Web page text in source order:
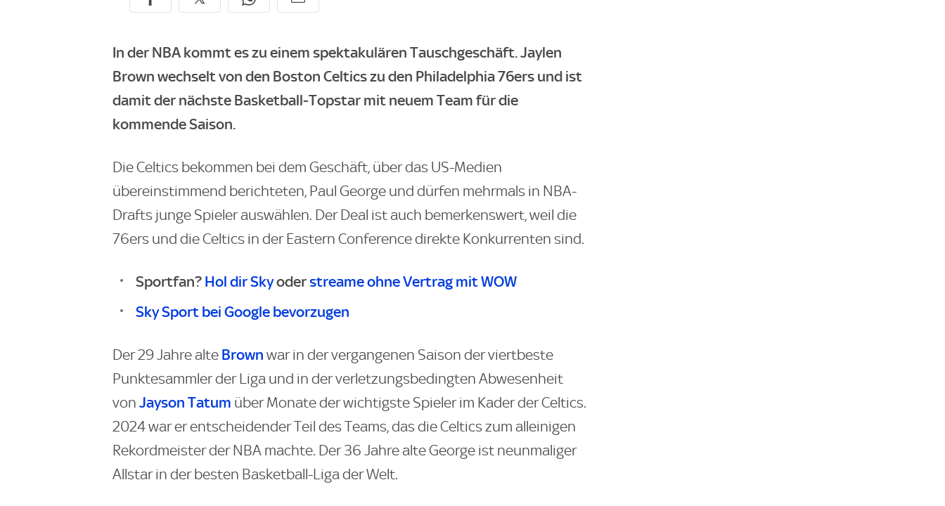
In der NBA kommt es zu einem spektakulären Tauschgeschäft. Jaylen
Brown wechselt von den Boston Celtics zu den Philadelphia 76ers und ist
damit der nächste Basketball-Topstar mit neuem Team für die
kommende Saison.
Die Celtics bekommen bei dem Geschäft, über das US-Medien
übereinstimmend berichteten, Paul George und dürfen mehrmals in NBA-
Drafts junge Spieler auswählen. Der Deal ist auch bemerkenswert, weil die
76ers und die Celtics in der Eastern Conference direkte Konkurrenten sind.
Sportfan? Hol dir Skyoderstreame ohne Vertrag mit WOW
Sky Sport bei Google bevorzugen
Der 29 Jahre alte Brown war in der vergangenen Saison der viertbeste
Punktesammler der Liga und in der verletzungsbedingten Abwesenheit
von Jayson Tatum über Monate der wichtigste Spieler im Kader der Celtics.
2024 war er entscheidender Teil des Teams, das die Celtics zum alleinigen
Rekordmeister der NBA machte. Der 36 Jahre alte George ist neunmaliger
Allstar in der besten Basketball-Liga der Welt.